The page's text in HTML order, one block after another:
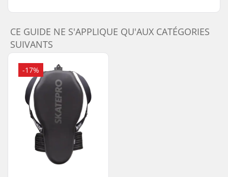
CE GUIDE NE S'APPLIQUE QU'AUX CATÉGORIES
SUIVANTS
-17%